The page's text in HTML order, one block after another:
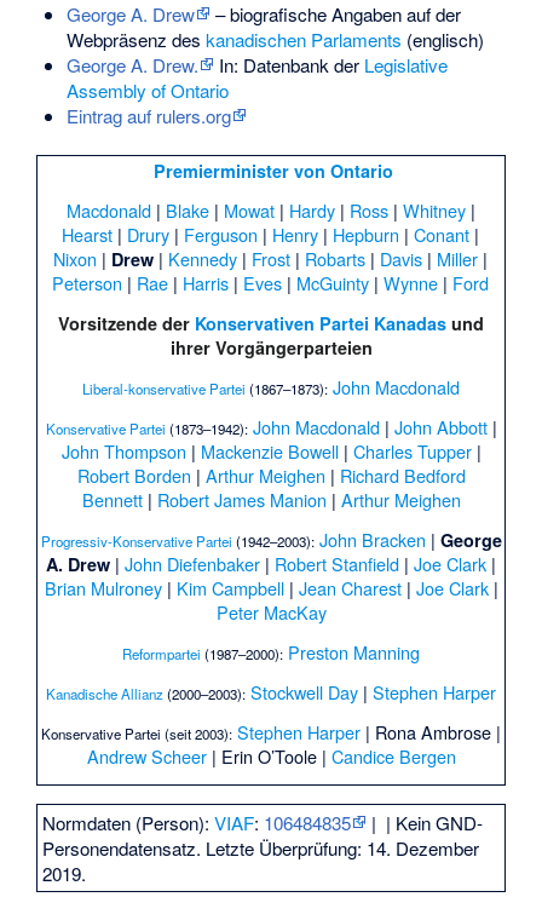
George A. Drew
– biografische Angaben auf der
Webpräsenz des kanadischen Parlaments (englisch)
George A. Drew.
In: Datenbank der Legislative
Assembly of Ontario
Eintrag auf rulers.org
Premierminister von Ontario
Macdonald| Blake| Mowat| Hardy| Ross| Whitney|
Hearst | Drury | Ferguson | Henry | Hepburn |Conant |
Nixon | Drew | Kennedy | Frost | Robarts | Davis | Miller |
Peterson | Rae | Harris | Eves | McGuinty |Wynne | Ford
Vorsitzende der Konservativen Partei Kanadas und
ihrer Vorgängerparteien
Liberal-konservative Partei (1867–1873): John Macdonald
Konservative Partei (1873–1942): John Macdonald| John Abbott|
John Thompson | Mackenzie Bowell| Charles Tupper|
Robert Borden | Arthur Meighen | Richard Bedford
Bennett| Robert James Manion | Arthur Meighen
Progressiv-Konservative Partei (1942–2003): John Bracken | George
A. Drew | John Diefenbaker | Robert Stanfield | Joe Clark |
Brian Mulroney| Kim Campbell| Jean Charest| Joe Clark|
Peter MacKay
Reformpartei (1987–2000): Preston Manning
Kanadische Allianz(2000–2003): Stockwell Day | Stephen Harper
Konservative Partei (seit 2003): Stephen Harper | Rona Ambrose |
Andrew Scheer| Erin O’Toole| Candice Bergen
Normdaten (Person):VIAF: 106484835 | | Kein GND-
Personendatensatz. Letzte Überprüfung: 14. Dezember
2019.